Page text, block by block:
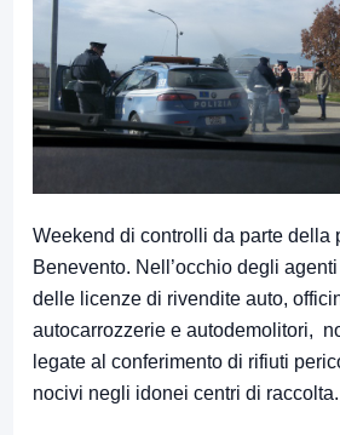
Weekend di controlli da parte della
Benevento. Nell’occhio degli
delle licenze di rivendite auto,
autocarrozzerie e autodemolitori,
legate al conferimento di rifiuti
nocivi negli idonei centri di raccolta.